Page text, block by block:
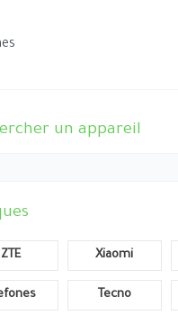
un appareil
ZTE Xiaomi
Tecno